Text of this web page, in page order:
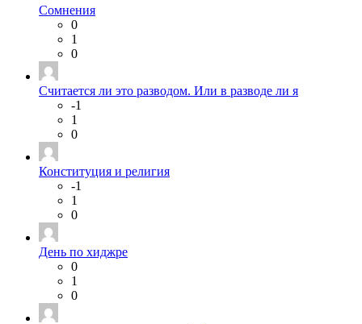
Сомнения
0
1
0
Считается ли это разводом. Или в разводе ли я
-1
1
0
Конституция и религия
-1
1
0
День по хиджре
0
1
0